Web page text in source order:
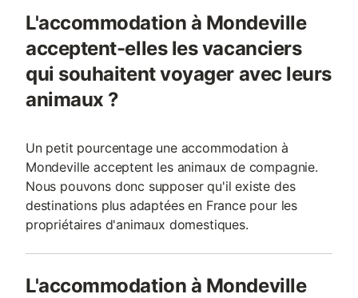
L'accommodation à Mondeville
acceptent-elles les vacanciers
qui souhaitent voyager avec leurs
animaux ?
Un petit pourcentage une accommodation à
Mondeville acceptent les animaux de compagnie.
Nous pouvons donc supposer qu'il existe des
destinations plus adaptées en France pour les
propriétaires d'animaux domestiques.
L'accommodation à Mondeville